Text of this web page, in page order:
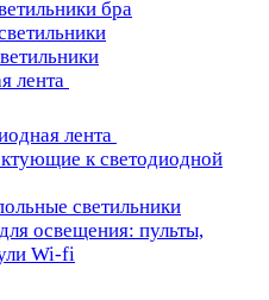
бра
лента
лента
к светодиодной
светильники
освещения: пульты,
Wi-fi